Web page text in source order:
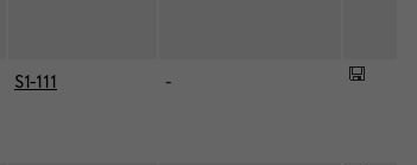
S1-111 -